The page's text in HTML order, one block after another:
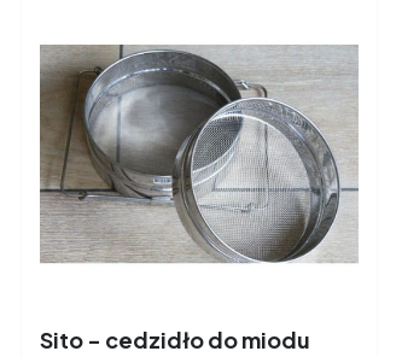
Sito - cedzidło do miodu